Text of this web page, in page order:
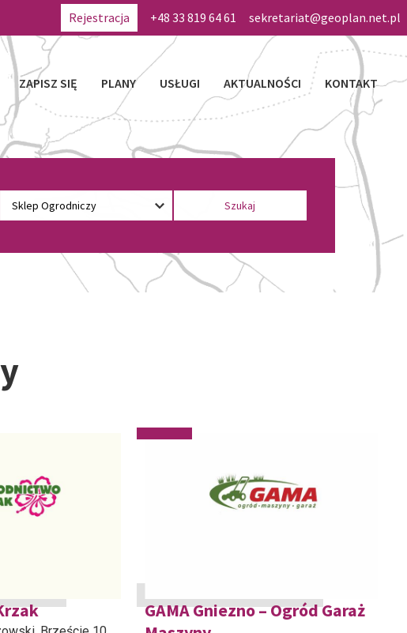
Rejestracja +48 33 819 64 61 sekretariat@geoplan.net.pl
ZAPISZ SIĘ PLANY USŁUGI AKTUALNOŚCI KONTAKT
GAMA Gniezno – Ogród Garaż